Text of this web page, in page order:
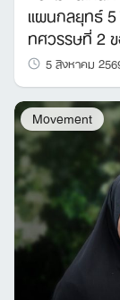
แผนกลยุทธ์
ทศวรรษที่ 2
5 สิงหาคม
Movement